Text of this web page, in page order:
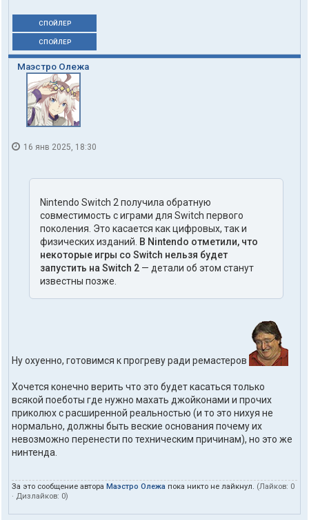
СПОЙЛЕР
СПОЙЛЕР
Маэстро Олежа
16 янв 2025, 18:30
Nintendo Switch 2 получила обратную
совместимость с играми для Switch первого
поколения. Это касается как цифровых, так и
физических изданий. В Nintendo отметили, что
некоторые игры со Switch нельзя будет
запустить на Switch 2 — детали об этом станут
известны позже.
Ну охуенно, готовимся к прогреву ради ремастеров
Хочется конечно верить что это будет касаться только
всякой поеботы где нужно махать джойконами и прочих
приколюх с расширенной реальностью (и то это нихуя не
нормально, должны быть веские основания почему их
невозможно перенести по техническим причинам), но это же
нинтенда.
За это сообщение автора Маэстро Олежа пока никто не лайкнул. (Лайков: 0
· Дизлайков: 0)